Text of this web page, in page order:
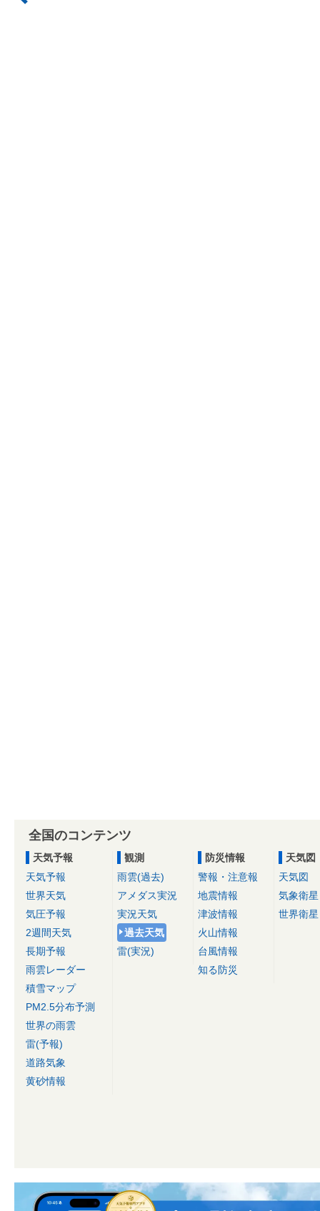
全国のコンテンツ
天気予報
天気予報
世界天気
気圧予報
2週間天気
長期予報
雨雲レーダー
積雪マップ
PM2.5分布予測
世界の雨雲
雷(予報)
道路気象
黄砂情報
観測
雨雲(過去)
アメダス実況
実況天気
過去天気
雷(実況)
防災情報
警報・注意報
地震情報
津波情報
火山情報
台風情報
知る防災
天気図
天気図
気象衛星
世界衛星